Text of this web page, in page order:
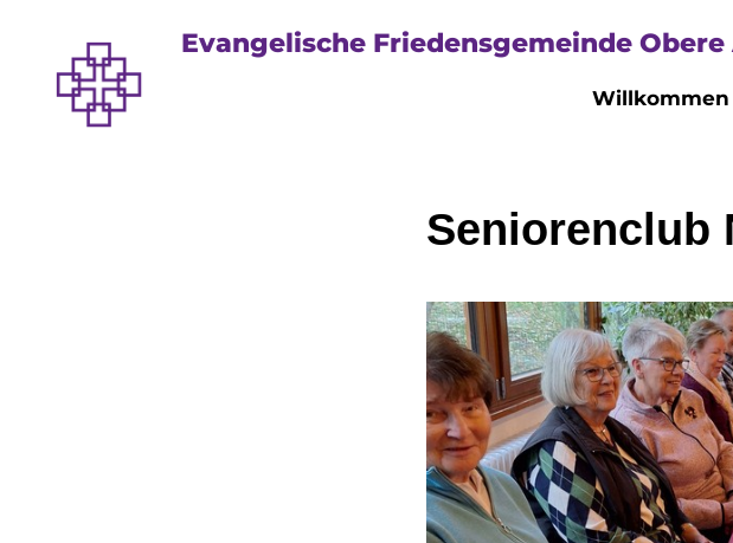
Evangelische Friedensgemeinde Obere
Willkommen
Seniorenclub